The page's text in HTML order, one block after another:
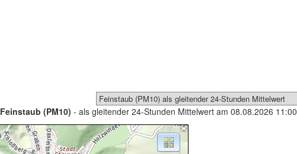
Feinstaub (PM10) - als gleitender 24-Stunden Mittelwert am 08.08.2026 11:00